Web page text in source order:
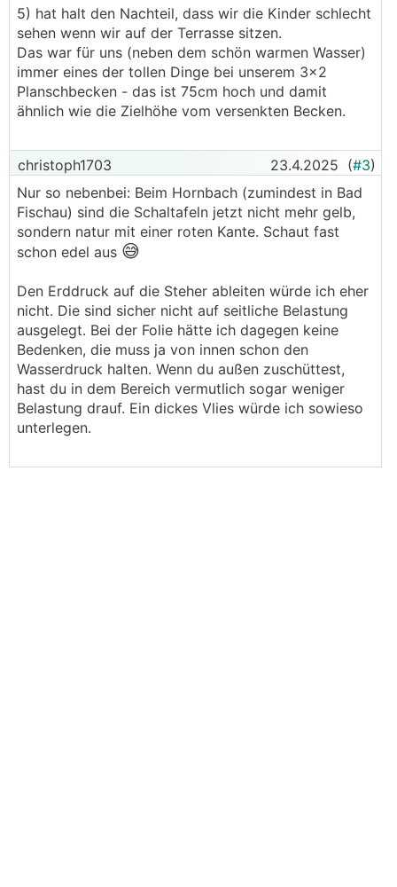
5) hat halt den Nachteil, dass wir die Kinder schlecht
sehen wenn wir auf der Terrasse sitzen.
Das war für uns (neben dem schön warmen Wasser)
immer eines der tollen Dinge bei unserem 3x2
Planschbecken - das ist 75cm hoch und damit
ähnlich wie die Zielhöhe vom versenkten Becken.
christoph1703 23.4.2025 (#3)
Nur so nebenbei: Beim Hornbach (zumindest in Bad
Fischau) sind die Schaltafeln jetzt nicht mehr gelb,
sondern natur mit einer roten Kante. Schaut fast
schon edel aus 😅
Den Erddruck auf die Steher ableiten würde ich eher
nicht. Die sind sicher nicht auf seitliche Belastung
ausgelegt. Bei der Folie hätte ich dagegen keine
Bedenken, die muss ja von innen schon den
Wasserdruck halten. Wenn du außen zuschüttest,
hast du in dem Bereich vermutlich sogar weniger
Belastung drauf. Ein dickes Vlies würde ich sowieso
unterlegen.